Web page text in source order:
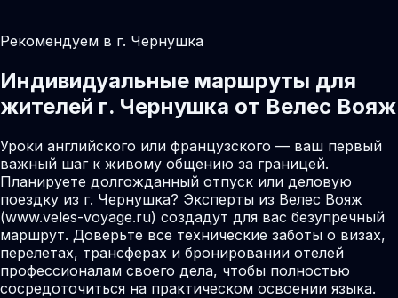
Рекомендуем в г. Чернушка
Индивидуальные маршруты для
жителей г. Чернушка от Велес Вояж
Уроки английского или французского — ваш первый
важный шаг к живому общению за границей.
Планируете долгожданный отпуск или деловую
поездку из г. Чернушка? Эксперты из Велес Вояж
(www.veles-voyage.ru) создадут для вас безупречный
маршрут. Доверьте все технические заботы о визах,
перелетах, трансферах и бронировании отелей
профессионалам своего дела, чтобы полностью
сосредоточиться на практическом освоении языка.